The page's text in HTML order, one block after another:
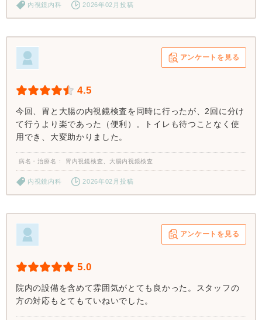
内視鏡内科 2026年02月投稿
アンケートを見る
4.5
今回、胃と大腸の内視鏡検査を同時に行ったが、2回に分け
て行うより楽であった（便利）。トイレも待つことなく使
用でき、大変助かりました。
病名・治療名 胃内視鏡検査、大腸内視鏡検査
内視鏡内科 2026年02月投稿
アンケートを見る
5.0
院内の設備を含めて雰囲気がとても良かった。スタッフの
方の対応もとてもていねいでした。